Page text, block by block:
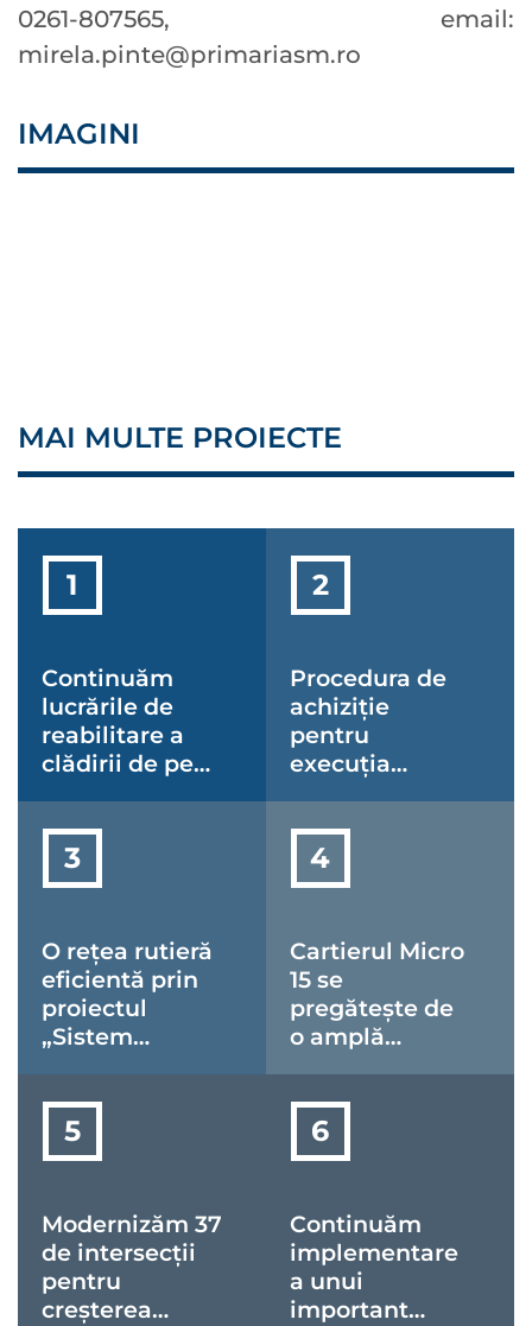
0261-807565, email:
mirela.pinte@primariasm.ro
IMAGINI
MAI MULTE PROIECTE
Continuăm
lucrările de
reabilitare a
clădirii de pe
nr. 1
Procedura de
achiziție
pentru
execuția
„Pasarela
pietonală și
supraterană
din intersecția
Crinul” a intrat
într-o nouă
etapă
O rețea rutieră
eficientă prin
proiectul
„Sistem
traficului și
mobilitate
Municipiul
Satu Mare”
Cartierul Micro
15 se
pregătește de
o amplă
Modernizăm 37
de intersecții
pentru
creșterea
Continuăm
implementare
a unui
important